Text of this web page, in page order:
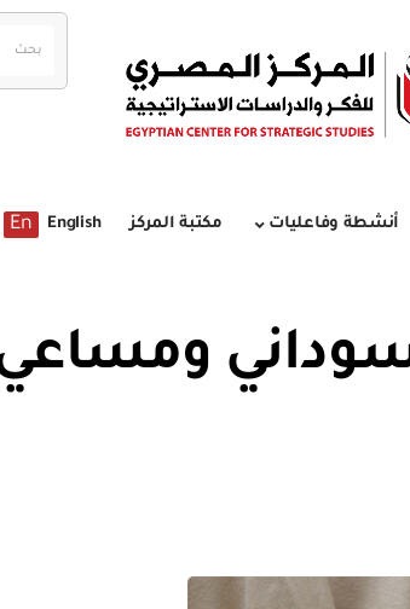
أنشطة وفاعليات مكتبة المركز English
En
ومساعي